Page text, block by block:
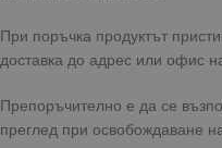
При поръчка продуктът
доставка до адрес или офис
Препоръчително е да се
преглед при освобождаване